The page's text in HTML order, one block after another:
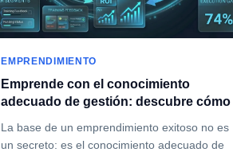
EMPRENDIMIENTO
Emprende con el conocimiento
adecuado de gestión: descubre cómo
La base de un emprendimiento exitoso no es
un secreto: es el conocimiento adecuado de